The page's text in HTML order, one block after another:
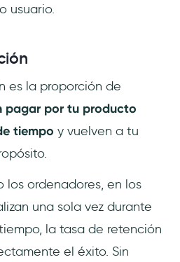
usuario.
es la proporción de
pagar por tu producto
tiempo y vuelven a tu
los ordenadores, en los
una sola vez durante
la tasa de retención
el éxito. Sin